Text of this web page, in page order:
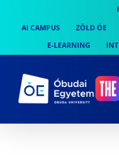
content
AI CAMPUS
ZÖLD ÓE
E-LEARNING